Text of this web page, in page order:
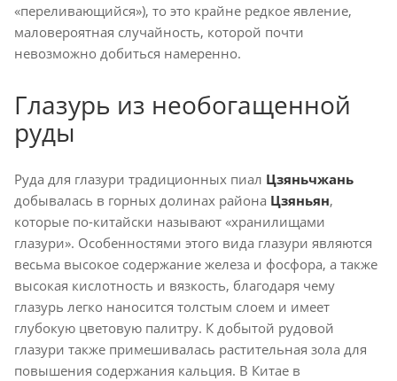
«переливающийся»), то это крайне редкое явление,
маловероятная случайность, которой почти
невозможно добиться намеренно.
Глазурь из необогащенной
руды
Руда для глазури традиционных пиал Цзяньчжань
добывалась в горных долинах района Цзяньян,
которые по-китайски называют «хранилищами
глазури». Особенностями этого вида глазури являются
весьма высокое содержание железа и фосфора, а также
высокая кислотность и вязкость, благодаря чему
глазурь легко наносится толстым слоем и имеет
глубокую цветовую палитру. К добытой рудовой
глазури также примешивалась растительная зола для
повышения содержания кальция. В Китае в